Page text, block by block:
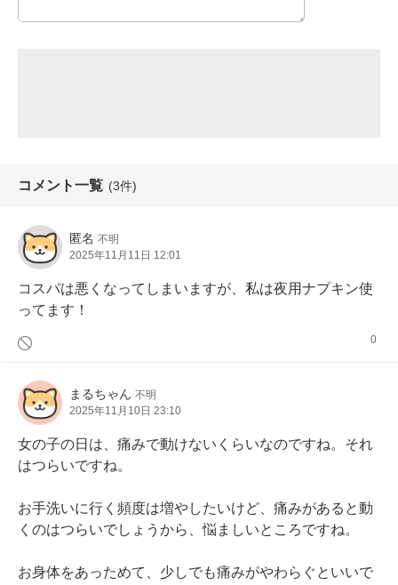
コメント一覧 (3件)
匿名 不明
2025年11月11日 12:01
コスパは悪くなってしまいますが、私は夜用ナプキン使
ってます！
0
まるちゃん 不明
2025年11月10日 23:10
女の子の日は、痛みで動けないくらいなのですね。それ
はつらいですね。
お手洗いに行く頻度は増やしたいけど、痛みがあると動
くのはつらいでしょうから、悩ましいところですね。
お身体をあっためて、少しでも痛みがやわらぐといいで